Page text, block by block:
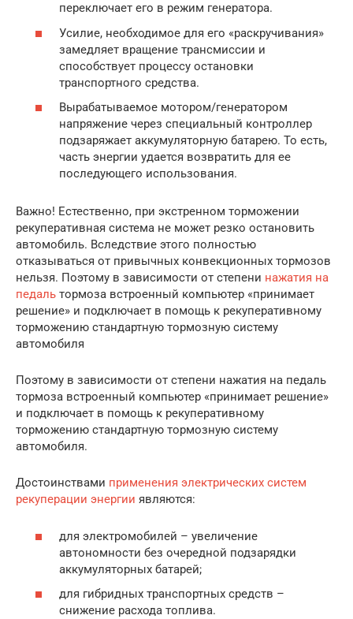
переключает его в режим генератора.
Усилие, необходимое для его «раскручивания»
замедляет вращение трансмиссии и
способствует процессу остановки
транспортного средства.
Вырабатываемое мотором/генератором
напряжение через специальный контроллер
подзаряжает аккумуляторную батарею. То есть,
часть энергии удается возвратить для ее
последующего использования.
Важно! Естественно, при экстренном торможении
рекуперативная система не может резко остановить
автомобиль. Вследствие этого полностью
отказываться от привычных конвекционных тормозов
нельзя. Поэтому в зависимости от степени нажатия на
педаль тормоза встроенный компьютер «принимает
решение» и подключает в помощь к рекуперативному
торможению стандартную тормозную систему
автомобиля
Поэтому в зависимости от степени нажатия на педаль
тормоза встроенный компьютер «принимает решение»
и подключает в помощь к рекуперативному
торможению стандартную тормозную систему
автомобиля.
Достоинствами применения электрических систем
рекуперации энергии являются:
для электромобилей – увеличение
автономности без очередной подзарядки
аккумуляторных батарей;
для гибридных транспортных средств –
снижение расхода топлива.